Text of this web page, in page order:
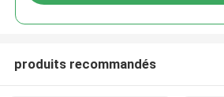
produits recommandés